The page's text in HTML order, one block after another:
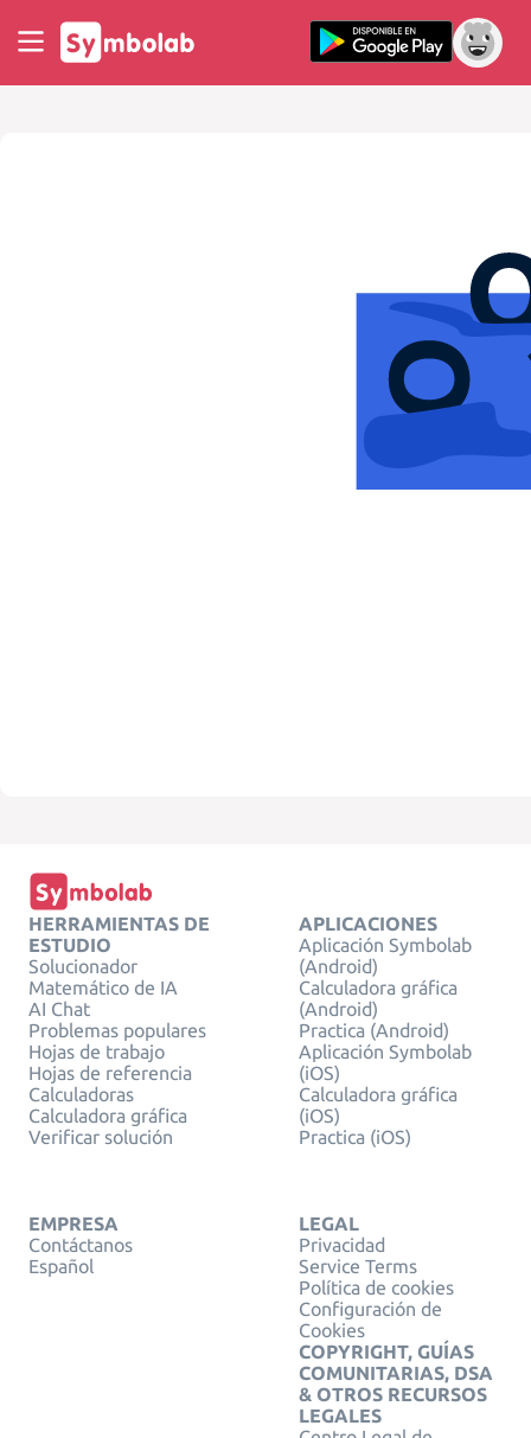
HERRAMIENTAS DE
ESTUDIO
Solucionador
Matemático de IA
AI Chat
Problemas populares
Hojas de trabajo
Hojas de referencia
Calculadoras
Calculadora gráfica
Verificar solución
APLICACIONES
Aplicación Symbolab
(Android)
Calculadora gráfica
(Android)
Practica (Android)
Aplicación Symbolab
(iOS)
Calculadora gráfica
(iOS)
Practica (iOS)
EMPRESA
Contáctanos
Español
LEGAL
Privacidad
Service Terms
Política de cookies
Configuración de
Cookies
COPYRIGHT, GUÍAS
COMUNITARIAS, DSA
& OTROS RECURSOS
LEGALES